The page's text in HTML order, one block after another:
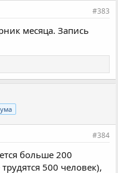
#383
месяца. Запись
#384
больше 200
500 человек),